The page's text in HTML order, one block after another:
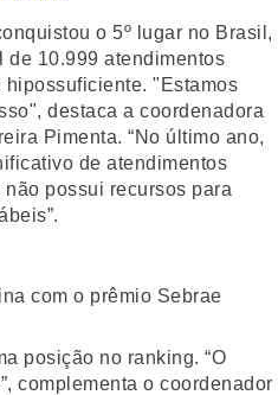
o 5º lugar no Brasil,
de 10.999 atendimentos
"Estamos
destaca a coordenadora
Pimenta. “No último ano,
de atendimentos
possui recursos para
com o prêmio Sebrae
posição no ranking. “O
complementa o coordenador